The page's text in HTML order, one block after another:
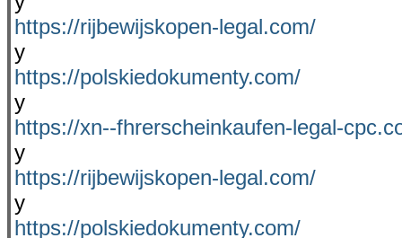
https://rijbewijskopen-legal.com/
y
https://polskiedokumenty.com/
y
https://xn--fhrerscheinkaufen-legal-
y
https://rijbewijskopen-legal.com/
y
https://polskiedokumenty.com/